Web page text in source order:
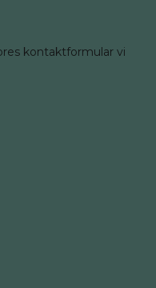
kontaktformular vi